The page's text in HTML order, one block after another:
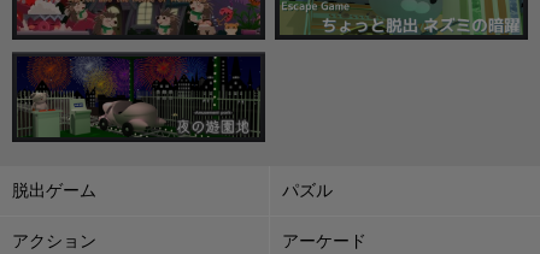
脱出ゲーム パズル
アクション アーケード